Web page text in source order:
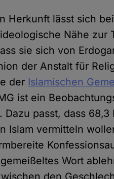
Herkunft lässt sich
Nähe zur
sie sich von
der Anstalt für
der Islamischen
ist ein
Dazu passt, dass
Islam vermitteln
Wort